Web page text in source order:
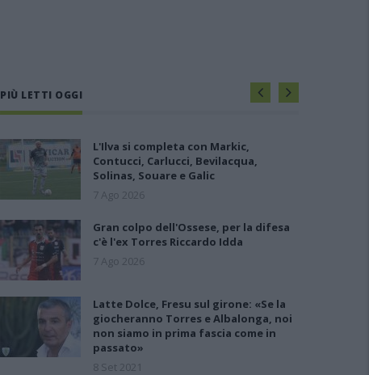
PIÙ LETTI OGGI
L'Ilva si completa con Markic,
Contucci, Carlucci, Bevilacqua,
Solinas, Souare e Galic
7 Ago 2026
Gran colpo dell'Ossese, per la difesa
c'è l'ex Torres Riccardo Idda
7 Ago 2026
Latte Dolce, Fresu sul girone: «Se la
giocheranno Torres e Albalonga, noi
non siamo in prima fascia come in
passato»
8 Set 2021